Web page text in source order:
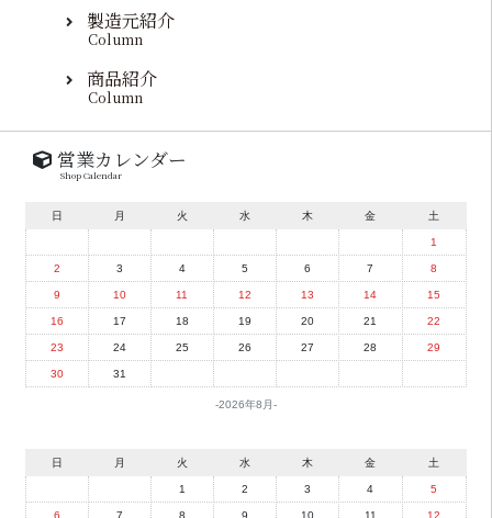
製造元紹介
Column
商品紹介
Column
営業カレンダー
Shop Calendar
2026年8月
日 月 火 水 木 金 土
1
2 3 4 5 6 7 8
9 10 11 12 13 14 15
16 17 18 19 20 21 22
23 24 25 26 27 28 29
30 31
日 月 火 水 木 金 土
1 2 3 4 5
6 7 8 9 10 11 12